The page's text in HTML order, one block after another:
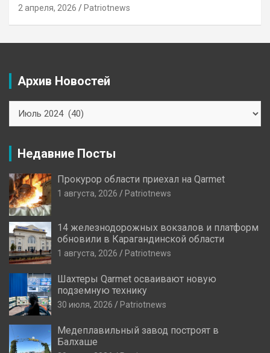
2 апреля, 2026 Patriotnews
Архив Новостей
Новостей
Недавние Посты
Прокурор области приехал на Qarmet
1 августа, 2026 Patriotnews
14 железнодорожных вокзалов и платформ
обновили в Карагандинской области
1 августа, 2026 Patriotnews
Шахтеры Qarmet осваивают новую
подземную технику
30 июля, 2026 Patriotnews
Медеплавильный завод построят в
Балхаше